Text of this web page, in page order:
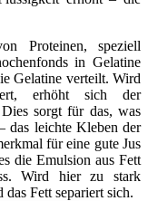
Proteinen, speziell
in Gelatine
Gelatine verteilt. Wird
erhöht sich der
sorgt für das, was
das leichte Kleben der
für eine gute Jus
die Emulsion aus Fett
Wird hier zu stark
Fett separiert sich.